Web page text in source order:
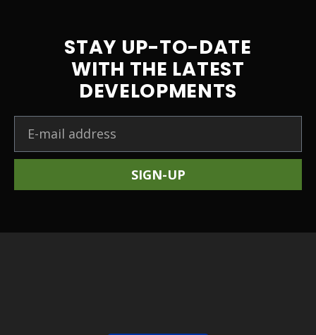
STAY UP-TO-DATE
WITH THE LATEST
DEVELOPMENTS
SIGN-UP